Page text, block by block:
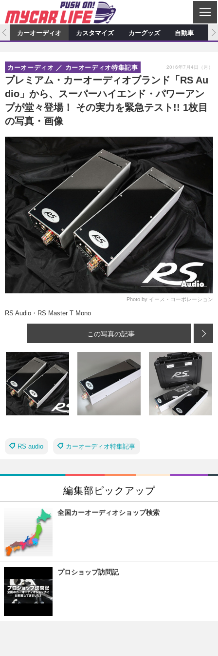
C
L
S
E
カーオーディオ
プロショップ検索 ショップ訪問記
カーオーディオニュース デモカー製作記
その他
カスタマイズ特集記事 カスタマイズ新製品情報
カスタマイズニュース
カーグッズ
カーグッズ特集記事 カーグッズ新製品情報
カーグッズニュース
自動車
ニュース
スクープ
アクセスランキング
カーオーディオ カスタマイズ カーグッズ 自動車
プレミアム・カーオーディオブランド「RS Au
dio」から、スーパーハイエンド・パワーアン
プが堂々登場！ その実力を緊急テスト!! 1枚目
の写真・画像
カーオーディオ カーオーディオ特集記事 2016年7月4日（月）
Photo by イース・コーポレーション
RS Audio・RS Master T Mono
この写真の記事
RS audio カーオーディオ特集記事
編集部ピックアップ
全国カーオーディオショップ検索
プロショップ訪問記